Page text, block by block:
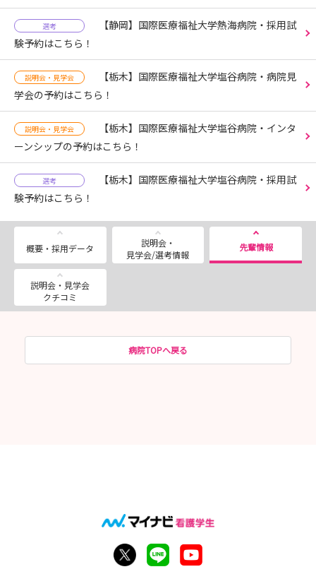
選考
【静岡】国際医療福祉大学熱海病院・採用試
験予約はこちら！
説明会・見学会
【栃木】国際医療福祉大学塩谷病院・病院見
学会の予約はこちら！
説明会・見学会
【栃木】国際医療福祉大学塩谷病院・インタ
ーンシップの予約はこちら！
選考
【栃木】国際医療福祉大学塩谷病院・採用試
験予約はこちら！
概要・採用データ
説明会・
見学会/選考情報
先輩情報
説明会・見学会
クチコミ
病院TOPへ戻る